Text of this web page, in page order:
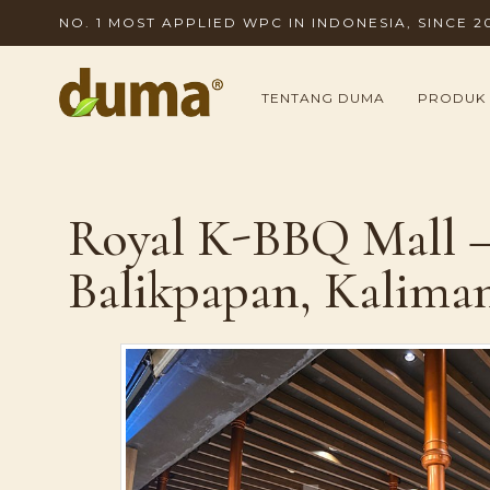
NO. 1 MOST APPLIED WPC IN INDONESIA, SINCE
TENTANG DUMA PRODUK
Royal K-BBQ Mall
Balikpapan,